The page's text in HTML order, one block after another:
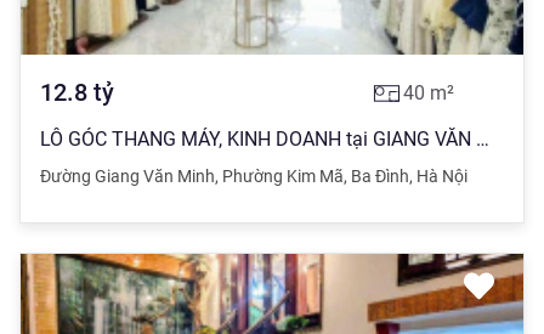
12.8 tỷ 40 m²
LÔ GÓC THANG MÁY, KINH DOANH tại GIANG VĂN MINH, GẦN LĂNG BÁC, nhỉnh 12t CÒN THƯƠNG LƯỢNG
Đường Giang Văn Minh, Phường Kim Mã, Ba Đình, Hà Nội